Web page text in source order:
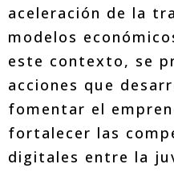
aceleración de la
modelos
este contexto, se
acciones que
fomentar el
fortalecer las
digitales entre la